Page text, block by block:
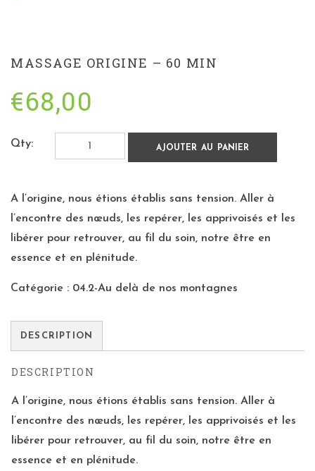
MASSAGE ORIGINE – 60 MIN
€68,00
Qty: AJOUTER AU PANIER
A l’origine, nous étions établis sans tension. Aller à
l’encontre des nœuds, les repérer, les apprivoisés et les
libérer pour retrouver, au fil du soin, notre être en
essence et en plénitude.
Catégorie : 04.2-Au delà de nos montagnes
DESCRIPTION
DESCRIPTION
A l’origine, nous étions établis sans tension. Aller à
l’encontre des nœuds, les repérer, les apprivoisés et les
libérer pour retrouver, au fil du soin, notre être en
essence et en plénitude.